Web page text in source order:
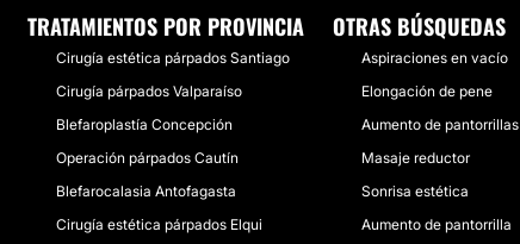
TRATAMIENTOS POR PROVINCIA
Cirugía estética párpados Santiago
Cirugía párpados Valparaíso
Blefaroplastía Concepción
Operación párpados Cautín
Blefarocalasia Antofagasta
Cirugía estética párpados Elqui
OTRAS BÚSQUEDAS
Aspiraciones en vacío
Elongación de pene
Aumento de pantorrillas
Masaje reductor
Sonrisa estética
Aumento de pantorrilla